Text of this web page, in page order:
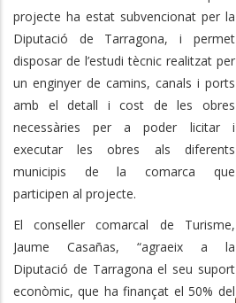
projecte ha estat subvencionat per la
Diputació de Tarragona, i permet
disposar de l’estudi tècnic realitzat per
un enginyer de camins, canals i ports
amb el detall i cost de les obres
necessàries per a poder licitar i
executar les obres als diferents
municipis de la comarca que
participen al projecte.
El conseller comarcal de Turisme,
Jaume Casañas, “agraeix a la
Diputació de Tarragona el seu suport
econòmic, que ha finançat el 50% del